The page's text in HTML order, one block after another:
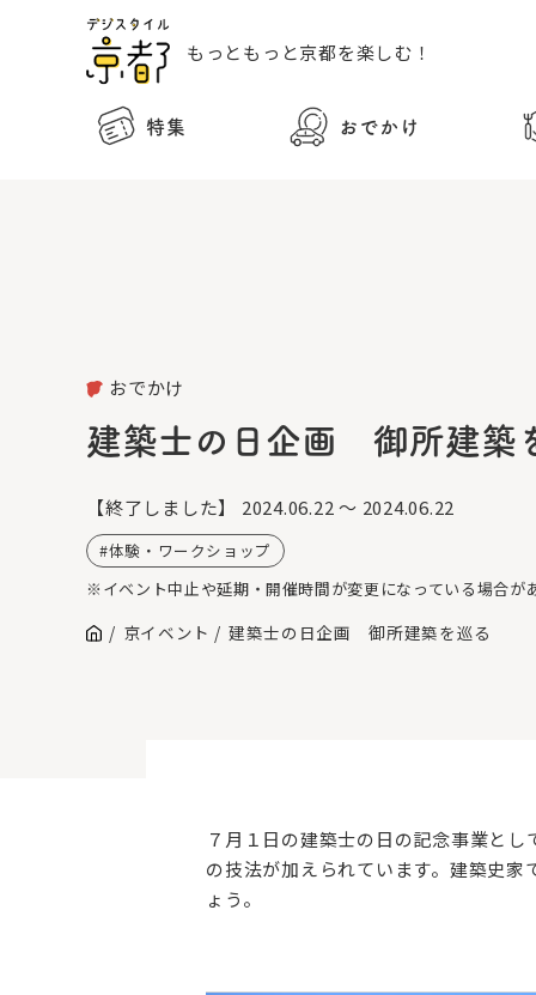
もっともっと京都を楽しむ！
特集 おでかけ
おでかけ
建築士の日企画 御所建築
【終了しました】 2024.06.22 ～ 2024.06.22
体験・ワークショップ
※イベント中止や延期・開催時間が変更になっている場合
京イベント 建築士の日企画 御所建築を巡る
７月１日の建築士の日の記念事業と
の技法が加えられています。建築史
ょう。